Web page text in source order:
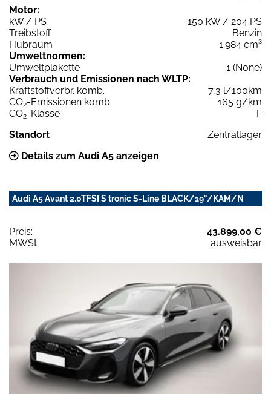
Motor:
kW / PS
150 kW / 204 PS
Treibstoff
Benzin
Hubraum
1.984 cm³
Umweltnormen:
Umweltplakette
1 (None)
Verbrauch und Emissionen nach WLTP:
Kraftstoffverbr. komb.
7,3 l/100km
CO2-Emissionen komb.
165 g/km
CO2-Klasse
F
Standort
Zentrallager
Details zum Audi A5 anzeigen
Audi A5 Avant 2.0TFSI S tronic S-Line BLACK/19"/KAM/N
Preis:
43.899,00 €
MWSt:
ausweisbar